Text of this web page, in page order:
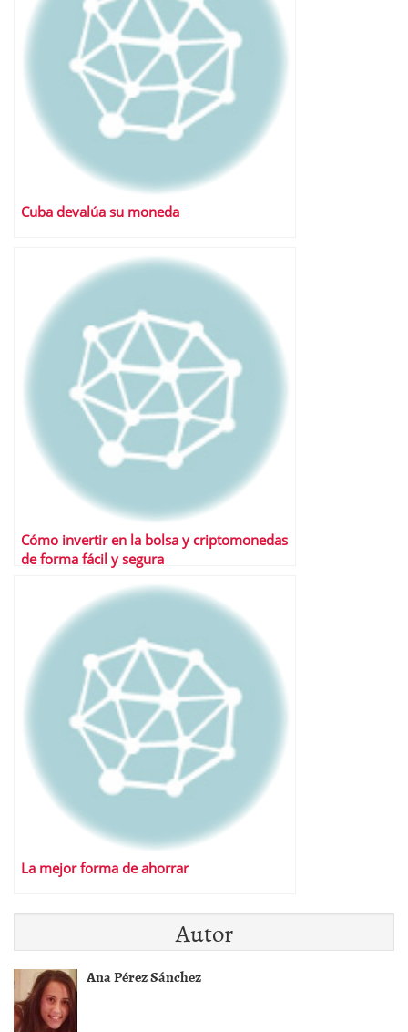
Cuba devalúa su moneda
Cómo invertir en la bolsa y criptomonedas
de forma fácil y segura
La mejor forma de ahorrar
Autor
Ana Pérez Sánchez